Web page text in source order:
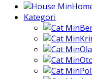
Kategori